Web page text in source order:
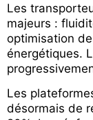
Les
majeurs :
optimisation
énergétiques.
Les
désormais de